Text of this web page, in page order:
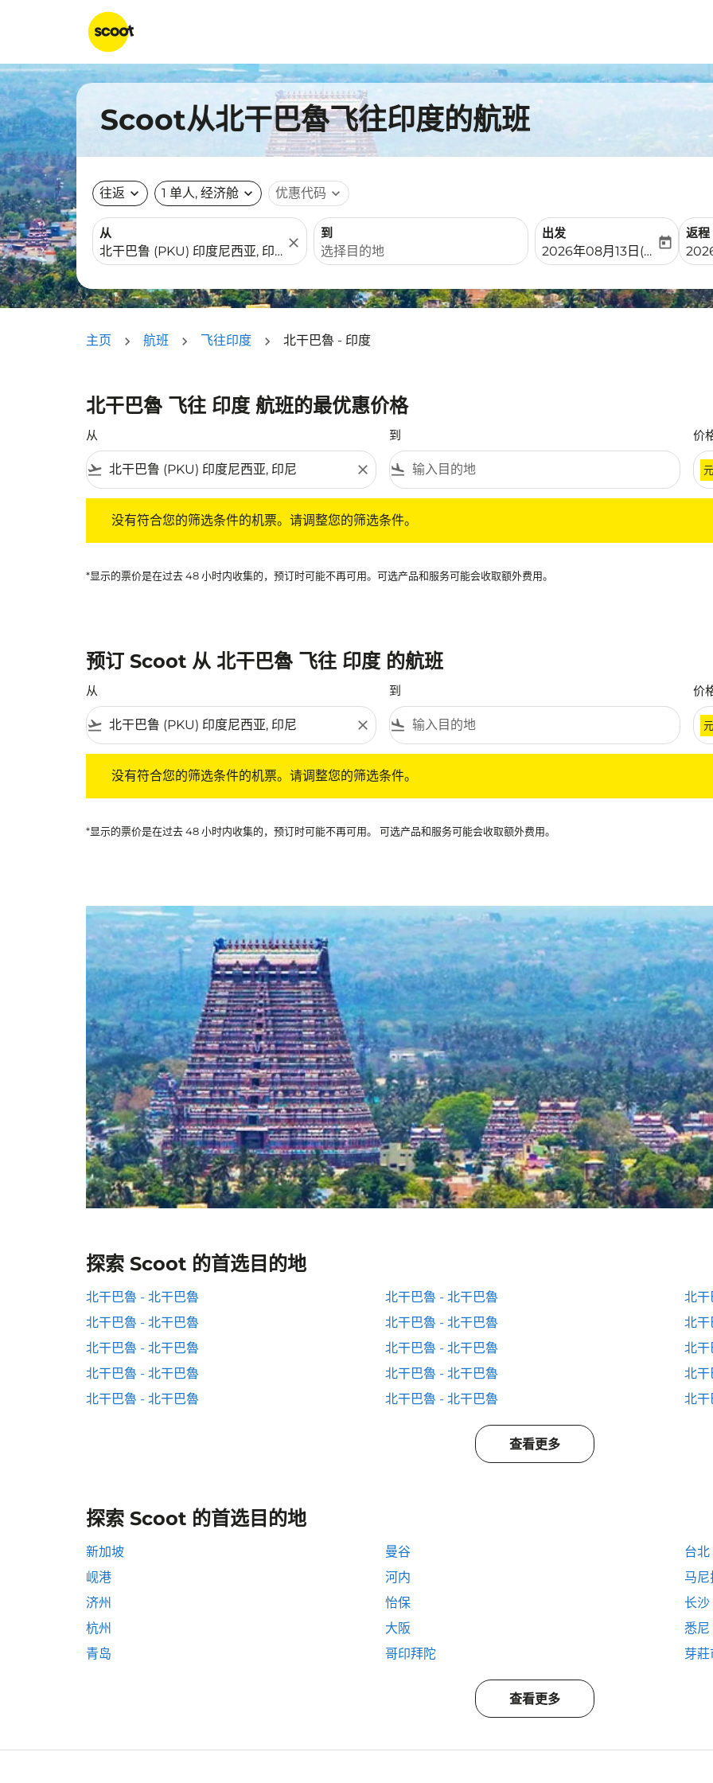
Scoot从北干巴魯飞往印度的航班
往返 expand_more 1 单人, 经济舱 expand_more 优惠代码 expand_more
从
close
到
出发
fc-booking-departure-
2026年08月13日(周四)
today
返程
fc-
主页 航班 飞往印度 北干巴魯 - 印度
北干巴魯 飞往 印度 航班的最优惠价格
从
flight_takeoff close
到
flight_land
价
元
没有符合您的筛选条件的机票。请调整您的筛选条件。
*显示的票价是在过去 48 小时内收集的，预订时可能不再可用。可选产品和服务可能会收取额外费用。
预订 Scoot 从 北干巴魯 飞往 印度 的航班
从
flight_takeoff close
到
flight_land
价
元
没有符合您的筛选条件的机票。请调整您的筛选条件。
*显示的票价是在过去 48 小时内收集的，预订时可能不再可用。 可选产品和服务可能会收取额外费用。
探索 Scoot 的首选目的地
北干巴魯 - 北干巴魯 北干巴魯 - 北干巴魯
北干
北干巴魯 - 北干巴魯
北干巴魯 - 北干巴魯
北干
北干巴魯 - 北干巴魯
北干巴魯 - 北干巴魯
北干
北干巴魯 - 北干巴魯
北干巴魯 - 北干巴魯
北干
北干巴魯 - 北干巴魯
北干巴魯 - 北干巴魯 北干
查看更多
探索 Scoot 的首选目的地
新加坡 曼谷
台北
岘港
河内
马尼
济州
怡保
长沙
杭州
大阪
悉尼
青岛
哥印拜陀 芽莊
查看更多